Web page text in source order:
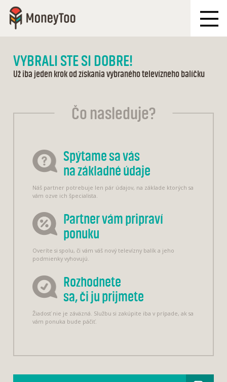
VYBRALI STE SI DOBRE!
Už iba jeden krok od získania vybraného televízneho balíčku
Čo nasleduje?
Spýtame sa vás
na základné údaje
Náš partner potrebuje len pár údajov, na základe ktorých sa
vám ozve ich špecialista.
Partner vám pripraví
ponuku
Overíte si spolu, či vám váš nový televízny balík a jeho
podmienky vyhovujú.
Rozhodnete
sa, či ju prijmete
Žiadosť nie je záväzná. Službu si zakúpite iba v prípade, ak sa
vám ponuka bude páčiť.